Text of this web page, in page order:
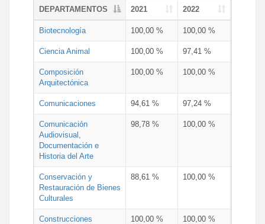
DEPARTAMENTOS 2021 2022
Biotecnología 100,00 % 100,00 %
Ciencia Animal 100,00 % 97,41 %
Composición
Arquitectónica
100,00 % 100,00 %
Comunicaciones 94,61 % 97,24 %
Comunicación
Audiovisual,
Documentación e
Historia del Arte
98,78 % 100,00 %
Conservación y
Restauración de Bienes
Culturales
88,61 % 100,00 %
Construcciones
100,00 % 100,00 %